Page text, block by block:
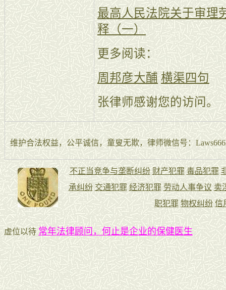
最高人民法院关于审理
释（一）
更多阅读：
周邦彦大酺 横渠四句
张律师感谢您的访问。
维护合法权益，公平诚信，童叟无欺，律师微信号：
虚位以待常年法律顾问，何止是企业的保健医生